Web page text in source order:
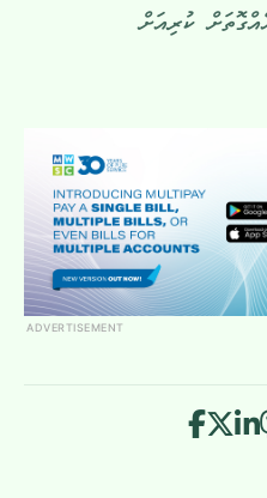
ކުރިއަށް
ADVERTISEMENT